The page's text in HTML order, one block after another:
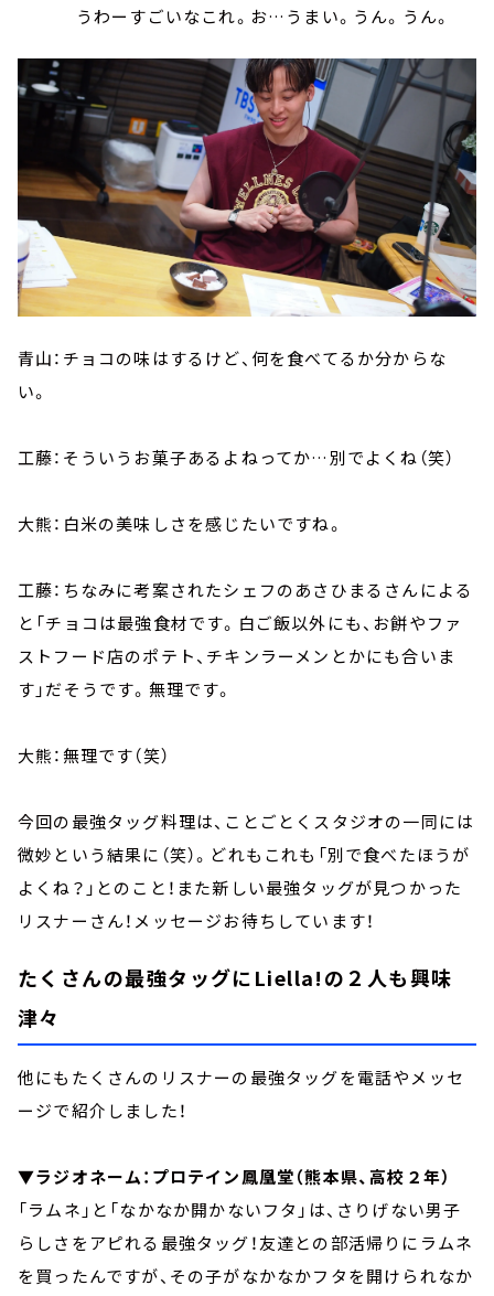
うわーすごいなこれ。お…うまい。うん。うん。
青山：チョコの味はするけど、何を食べてるか分からな
い。
工藤：そういうお菓子あるよねってか…別でよくね（笑）
大熊：白米の美味しさを感じたいですね。
工藤：ちなみに考案されたシェフのあさひまるさんによる
と「チョコは最強食材です。白ご飯以外にも、お餅やファ
ストフード店のポテト、チキンラーメンとかにも合いま
す」だそうです。無理です。
大熊：無理です（笑）
今回の最強タッグ料理は、ことごとくスタジオの一同には
微妙という結果に（笑）。どれもこれも「別で食べたほうが
よくね？」とのこと！また新しい最強タッグが見つかった
リスナーさん！メッセージお待ちしています！
たくさんの最強タッグにLiella!の２人も興味
津々
他にもたくさんのリスナーの最強タッグを電話やメッセ
ージで紹介しました！
▼ラジオネーム：プロテイン鳳凰堂（熊本県、高校２年）
「ラムネ」と「なかなか開かないフタ」は、さりげない男子
らしさをアピれる最強タッグ！友達との部活帰りにラムネ
を買ったんですが、その子がなかなかフタを開けられなか